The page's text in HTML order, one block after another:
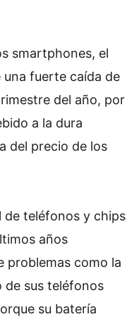
smartphones, el
una fuerte caída de
del año, por
a la dura
del precio de los
de teléfonos y chips
años
problemas como la
de sus teléfonos
su batería